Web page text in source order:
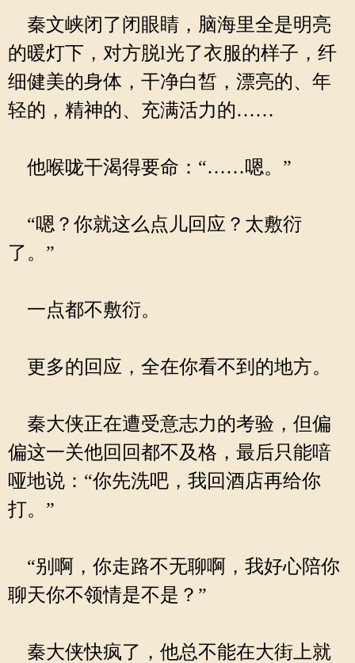
秦文峡闭了闭眼睛，脑海里全是明亮
的暖灯下，对方脱l光了衣服的样子，纤
细健美的身体，干净白皙，漂亮的、年
轻的，精神的、充满活力的……
他喉咙干渴得要命：“……嗯。”
“嗯？你就这么点儿回应？太敷衍
了。”
一点都不敷衍。
更多的回应，全在你看不到的地方。
秦大侠正在遭受意志力的考验，但偏
偏这一关他回回都不及格，最后只能喑
哑地说：“你先洗吧，我回酒店再给你
打。”
“别啊，你走路不无聊啊，我好心陪你
聊天你不领情是不是？”
秦大侠快疯了，他总不能在大街上就